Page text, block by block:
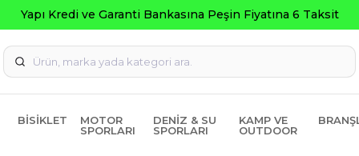
Kredi ve Garanti Bankasına Peşin Fiyatına 6 Taksit
BISIKLET
MOTOR
SPORLARI
DENIZ & SU
SPORLARI
KAMP VE
OUTDOOR